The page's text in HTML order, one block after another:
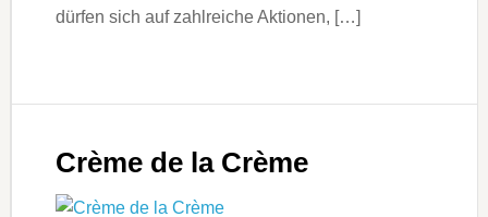
dürfen sich auf zahlreiche Aktionen, […]
Crème de la Crème